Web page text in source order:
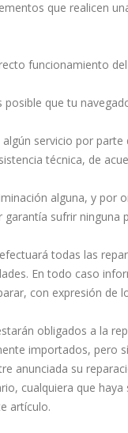
que realicen
funcionamiento
que tu
servicio por
técnica, de
alguna, y
sufrir ninguna
todas las
En todo caso
con expresión de
obligados a la
importados, pero
anunciada su
cualquiera que
artículo.